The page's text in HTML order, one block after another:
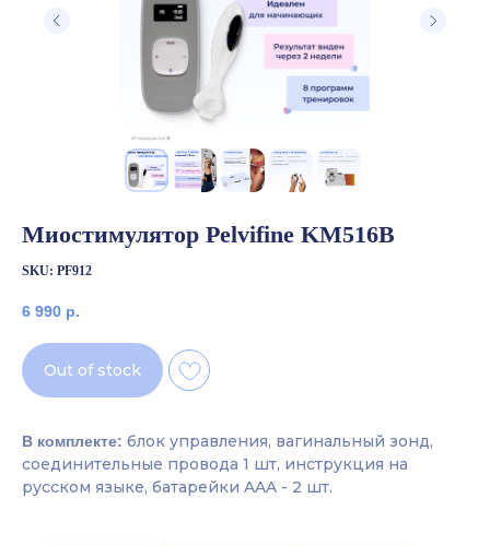
Миостимулятор Pelvifine KM516B
SKU: PF912
6 990 р.
Out of stock
В комплекте: блок управления, вагинальный зонд,
соединительные провода 1 шт, инструкция на
русском языке, батарейки AAA - 2 шт.